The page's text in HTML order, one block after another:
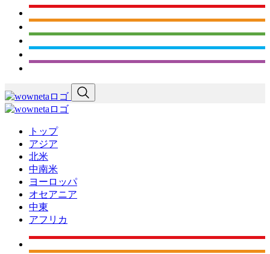
トップ
アジア
北米
中南米
ヨーロッパ
オセアニア
中東
アフリカ